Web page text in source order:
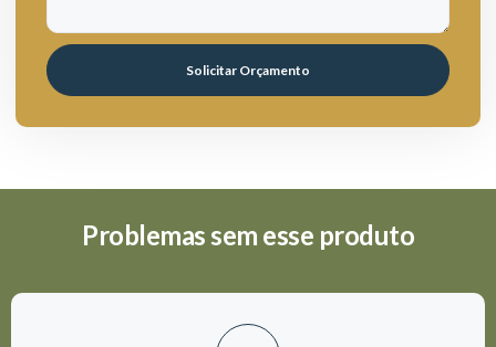
Solicitar Orçamento
Problemas sem esse produto